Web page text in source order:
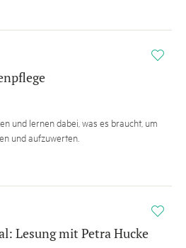
i
und lernen dabei, was es braucht, um
und aufzuwerten.
i
Lesung mit Petra Hucke